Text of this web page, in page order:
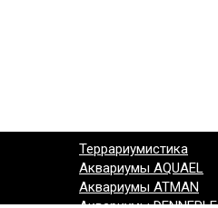
Террариумистика
Аквариумы AQUAEL
Аквариумы ATMAN